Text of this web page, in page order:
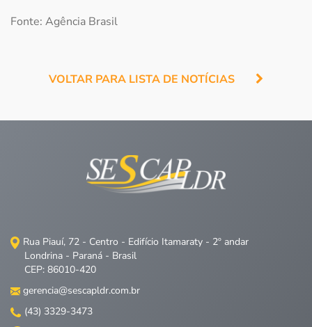
Fonte: Agência Brasil
VOLTAR PARA LISTA DE NOTÍCIAS
Rua Piauí, 72 - Centro - Edifício Itamaraty - 2º andar
Londrina - Paraná - Brasil
CEP: 86010-420
gerencia@sescapldr.com.br
(43) 3329-3473